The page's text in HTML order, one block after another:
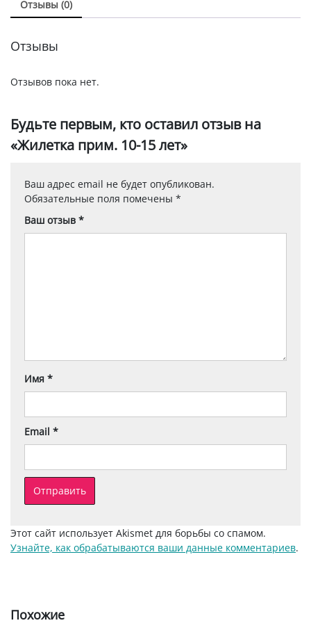
Отзывы (0)
Отзывы
Отзывов пока нет.
Будьте первым, кто оставил отзыв на
«Жилетка прим. 10-15 лет»
Ваш адрес email не будет опубликован.
Обязательные поля помечены *
Ваш отзыв *
Имя *
Email *
Этот сайт использует Akismet для борьбы со спамом.
Узнайте, как обрабатываются ваши данные комментариев.
Похожие